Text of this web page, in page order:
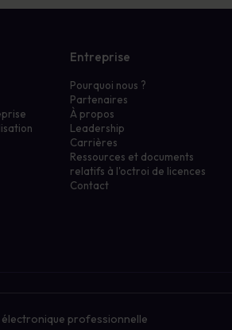
Entreprise
Pourquoi nous ?
Partenaires
À propos
Leadership
Carrières
Ressources et documents
relatifs à l'octroi de licences
Contact